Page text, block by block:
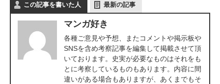
この記事を書いた人 最新の記事
マンガ好き
各種ご意見や予想、またコメントや掲示板や
SNSを含め考察記事を編集して掲載させて頂
いております。史実が必要なものはそれをも
とに考察しているものもあります。内容に間
違いがある場合もありますが、あくまでもそ